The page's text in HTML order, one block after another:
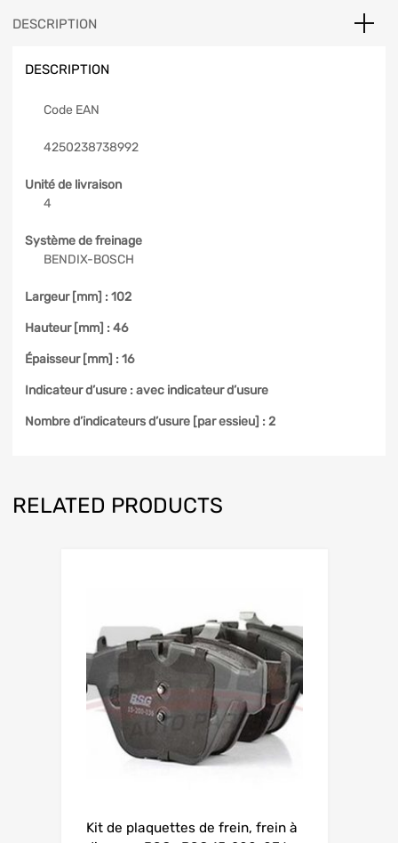
DESCRIPTION
DESCRIPTION
Code EAN
4250238738992
Unité de livraison
4
Système de freinage
BENDIX-BOSCH
Largeur [mm] : 102
Hauteur [mm] : 46
Épaisseur [mm] : 16
Indicateur d’usure : avec indicateur d’usure
Nombre d’indicateurs d’usure [par essieu] : 2
RELATED PRODUCTS
Kit de plaquettes de frein, frein à